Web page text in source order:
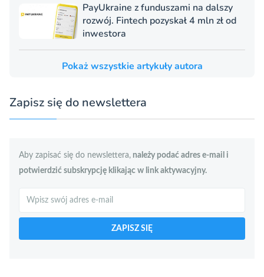
PayUkraine z funduszami na dalszy
rozwój. Fintech pozyskał 4 mln zł od
inwestora
Pokaż wszystkie artykuły autora
Zapisz się do newslettera
Aby zapisać się do newslettera, należy podać adres e-mail i
potwierdzić subskrypcję klikając w link aktywacyjny.
ZAPISZ SIĘ